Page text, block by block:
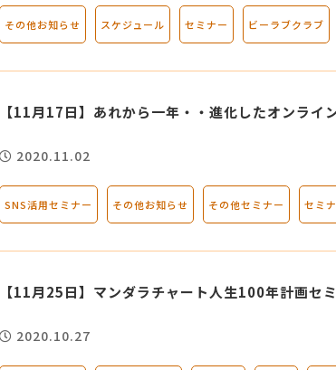
その他お知らせ スケジュール セミナー ビーラブクラブ
【11月17日】あれから一年・・進化したオンラ
2020.11.02
SNS活用セミナー その他お知らせ その他セミナー セミ
【11月25日】マンダラチャート人生100年計画セ
2020.10.27